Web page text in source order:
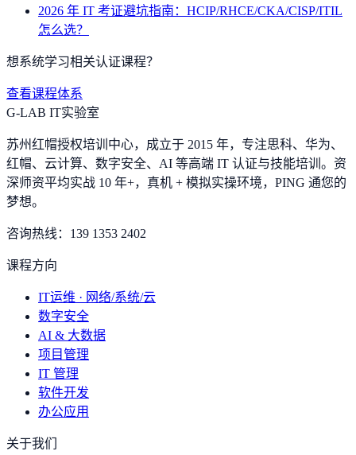
2026 年 IT 考证避坑指南：HCIP/RHCE/CKA/CISP/ITIL
怎么选？
想系统学习相关认证课程？
查看课程体系
G-LAB IT实验室
苏州红帽授权培训中心，成立于 2015 年，专注思科、华为、
红帽、云计算、数字安全、AI 等高端 IT 认证与技能培训。资
深师资平均实战 10 年+，真机 + 模拟实操环境， PING 通您的
梦想。
咨询热线： 139 1353 2402
课程方向
IT运维 · 网络/系统/云
数字安全
AI & 大数据
项目管理
IT 管理
软件开发
办公应用
关于我们